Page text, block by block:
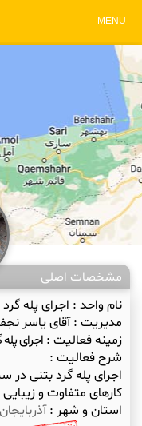
MENU
مشخصات اصلی
نام واحد : اجرای پله
مدیریت :آقای یاسر
زمینه فعالیت :اجرای
شرح فعالیت :
اجرای پله گرد بتنی در
کارهای متفاوت و
استان و شهر :